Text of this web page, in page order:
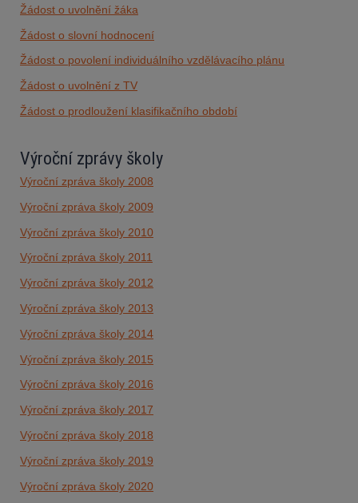
Žádost o uvolnění žáka
Žádost o slovní hodnocení
Žádost o povolení individuálního vzdělávacího plánu
Žádost o uvolnění z TV
Žádost o prodloužení klasifikačního období
Výroční zprávy školy
Výroční zpráva školy 2008
Výroční zpráva školy 2009
Výroční zpráva školy 2010
Výroční zpráva školy 2011
Výroční zpráva školy 2012
Výroční zpráva školy 2013
Výroční zpráva školy 2014
Výroční zpráva školy 2015
Výroční zpráva školy 2016
Výroční zpráva školy 2017
Výroční zpráva školy 2018
Výroční zpráva školy 2019
Výroční zpráva školy 2020